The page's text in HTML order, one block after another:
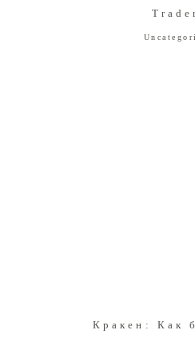
Кракен: Как